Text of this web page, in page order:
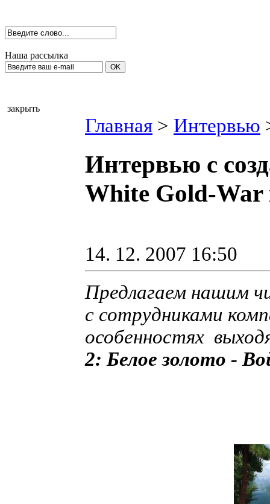
Наша рассылка
закрыть
Главная > Интервью
Интервью с
White Gold-War
14. 12. 2007 16:50
Предлагаем нашим
с сотрудниками
особенностях
2: Белое золото -